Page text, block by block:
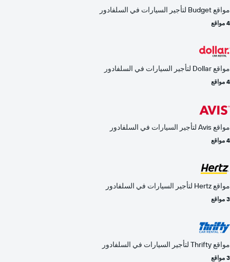
مواقع Budget لتأجير السيارات في السلفادور
4 مواقع
مواقع Dollar لتأجير السيارات في السلفادور
4 مواقع
مواقع Avis لتأجير السيارات في السلفادور
4 مواقع
مواقع Hertz لتأجير السيارات في السلفادور
3 مواقع
مواقع Thrifty لتأجير السيارات في السلفادور
3 مواقع